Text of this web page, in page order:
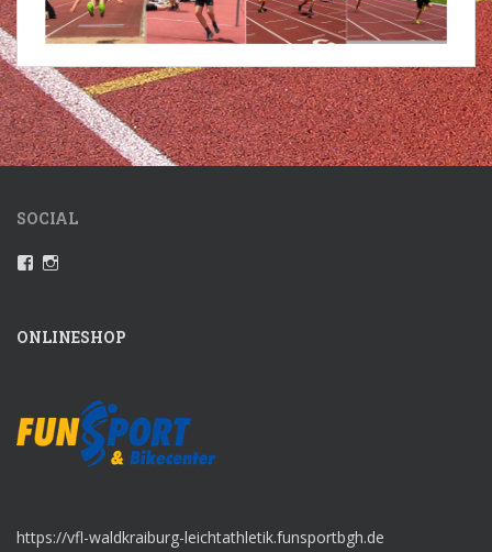
SOCIAL
Profil
Facebook
ONLINESHOP
https://vfl-waldkraiburg-leichtathletik.funsportbgh.de